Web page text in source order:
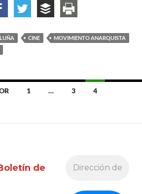
CINE
MOVIMIENTO ANARQUISTA
1 … 3 4
de